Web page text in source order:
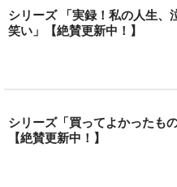
シリーズ 「実録！私の人生、
笑い」【絶賛更新中！】
シリーズ「買ってよかったもの
【絶賛更新中！】